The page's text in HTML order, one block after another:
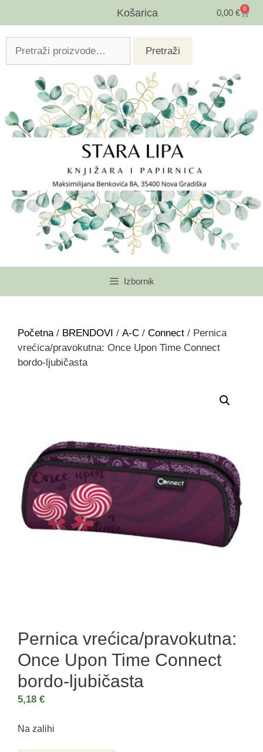
Košarica 0,00 € 0
Pretraži
Izbornik
Početna/ BRENDOVI / A-C / Connect / Pernica
vrećica/pravokutna: Once Upon Time Connect
bordo-ljubičasta
Pernica vrećica/pravokutna:
Once Upon Time Connect
bordo-ljubičasta
5,18 €
Na zalihi